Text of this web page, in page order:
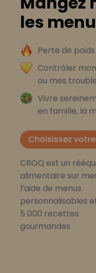
les
Perte de poids
Contrôler
ou mes
Vivre
en famille, la
Choisissez
CROQ est un
alimentaire sur
l’aide de menus
personnalisables
5 000 recettes
gourmandes